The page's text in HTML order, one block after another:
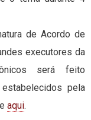
de Acordo de
executores da
será feito
pela
aqui.